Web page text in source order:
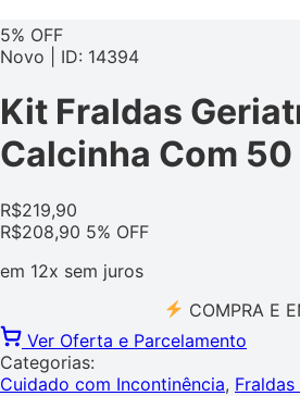
5% OFF
Novo | ID: 14394
Kit Fraldas
Calcinha Com
R$219,90
R$208,90 5% OFF
em 12x sem juros
COMPRA E
Ver Oferta e Parcelamento
Categorias:
Cuidado com Incontinência,